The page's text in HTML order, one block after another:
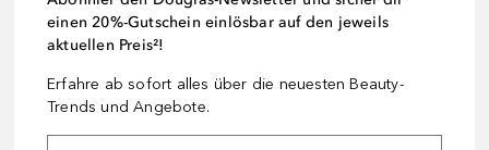
einen 20%-Gutschein einlösbar auf den jeweils
aktuellen Preis²!
Erfahre ab sofort alles über die neuesten Beauty-
Trends und Angebote.